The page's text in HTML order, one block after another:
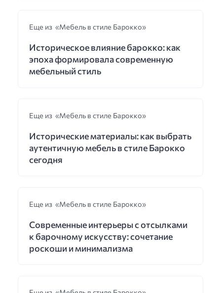
Еще из «Мебель в стиле Барокко»
Историческое влияние барокко: как
эпоха формировала современную
мебельный стиль
Еще из «Мебель в стиле Барокко»
Исторические материалы: как выбрать
аутентичную мебель в стиле Барокко
сегодня
Еще из «Мебель в стиле Барокко»
Современные интерьеры с отсылками
к барочному искусству: сочетание
роскоши и минимализма